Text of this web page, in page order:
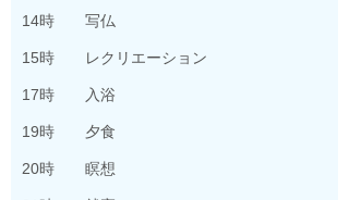
14時 写仏
15時 レクリエーション
17時 入浴
19時 夕食
20時 瞑想